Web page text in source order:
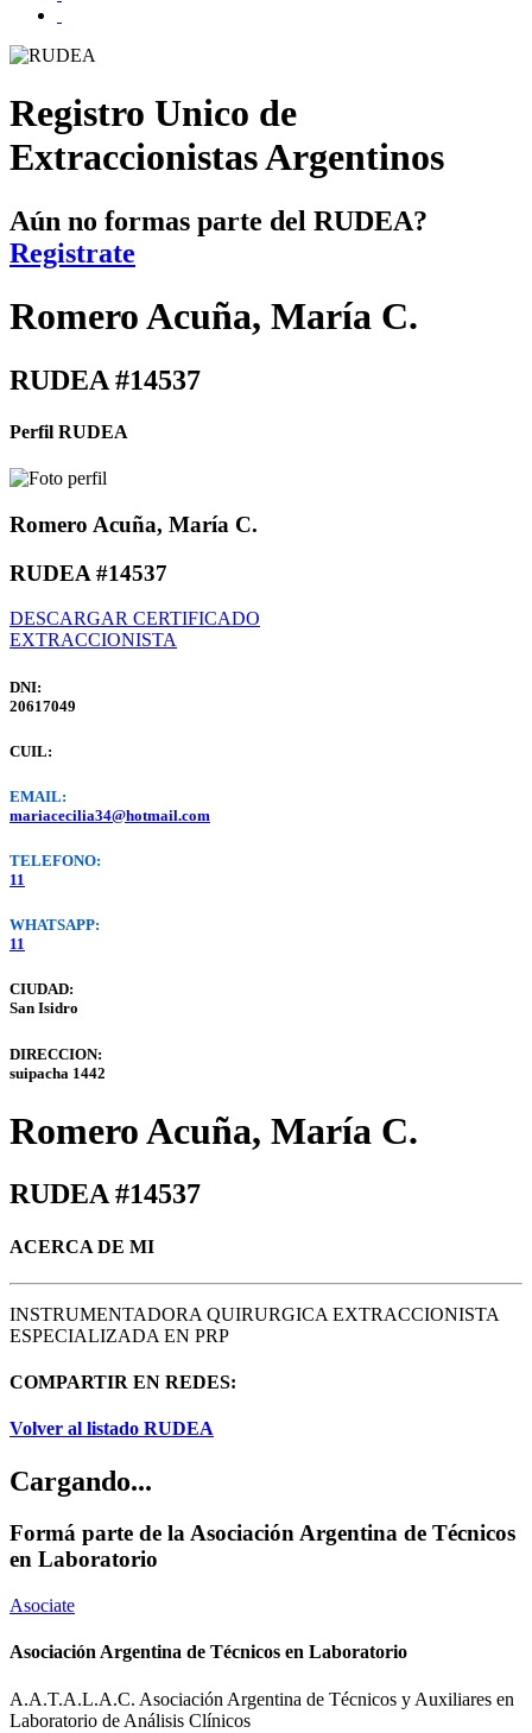
Registro Unico de
Extraccionistas Argentinos
Aún no formas parte del RUDEA?
Registrate
Romero Acuña, María C.
RUDEA #14537
Perfil RUDEA
Romero Acuña, María C.
RUDEA #14537
DESCARGAR CERTIFICADO
EXTRACCIONISTA
DNI:
20617049
CUIL:
EMAIL:
mariacecilia34@hotmail.com
TELEFONO:
11
WHATSAPP:
11
CIUDAD:
San Isidro
DIRECCION:
suipacha 1442
Romero Acuña, María C.
RUDEA #14537
ACERCA DE MI
INSTRUMENTADORA QUIRURGICA EXTRACCIONISTA
ESPECIALIZADA EN PRP
COMPARTIR EN REDES:
Volver al listado RUDEA
Cargando...
Formá parte de la Asociación Argentina de Técnicos
en Laboratorio
Asociate
Asociación Argentina de Técnicos en Laboratorio
A.A.T.A.L.A.C. Asociación Argentina de Técnicos y Auxiliares en
Laboratorio de Análisis Clínicos